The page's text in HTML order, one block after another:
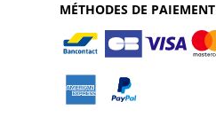
MÉTHODES DE PAIEMENT